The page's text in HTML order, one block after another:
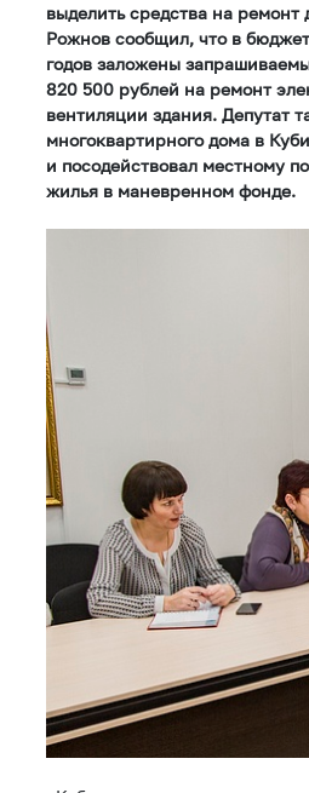
выделить средства на
Рожнов сообщил, что в
годов заложены
820 500 рублей на ремонт
вентиляции здания. Депутат
многоквартирного дома в
и посодействовал местному
жилья в маневренном фонде.